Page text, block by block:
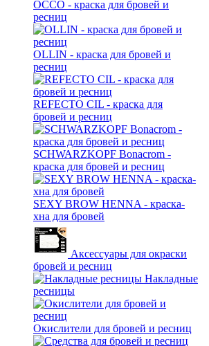
OCCO - краска для бровей и
ресниц
OLLIN - краска для бровей и
ресниц
REFECTO CIL - краска для
бровей и ресниц
SCHWARZKOPF Bonacrom -
краска для бровей и ресниц
SEXY BROW HENNA - краска-
хна для бровей
Аксессуары для окраски
бровей и ресниц
Накладные
ресницы
Окислители для бровей и ресниц